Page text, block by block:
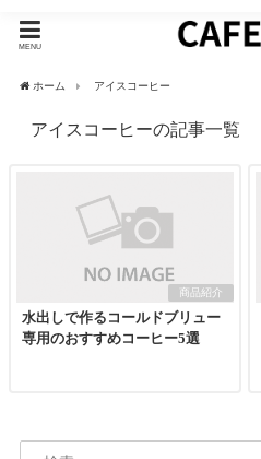
MENU
ホーム アイスコーヒー
アイスコーヒーの記事一覧
商品紹介
水出しで作るコールドブリュー
専用のおすすめコーヒー5選